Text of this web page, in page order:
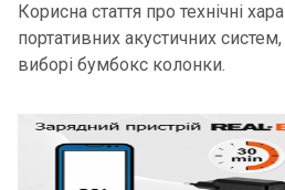
Корисна стаття про технічні
портативних акустичних
виборі бумбокс колонки.